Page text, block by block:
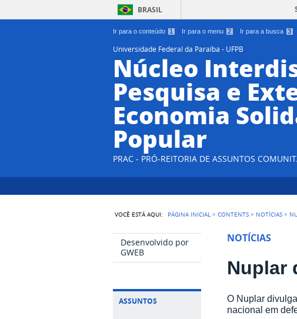
Ir para o conteúdo 1 Ir para o menu 2 Ir para a busca 3
BRASIL
Universidade Federal da Paraíba - UFPB
Núcleo
Pesquisa e
Economia
Popular
PRAC - PRÓ-REITORIA DE ASSUNTOS
VOCÊ ESTÁ AQUI: PÁGINA INICIAL >CONTENTS > NOTÍCIAS >
Desenvolvido por
GWEB
ASSUNTOS
NOTÍCIAS
Nuplar
O Nuplar
nacional em